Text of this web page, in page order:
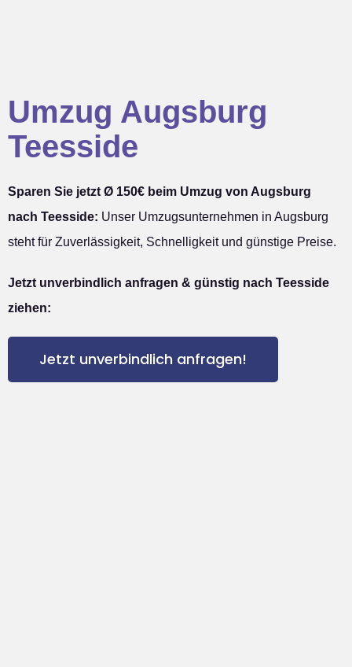
Umzug Augsburg
Teesside
Sparen Sie jetzt Ø 150€ beim Umzug von Augsburg
nach Teesside: Unser Umzugsunternehmen in Augsburg
steht für Zuverlässigkeit, Schnelligkeit und günstige Preise.
Jetzt unverbindlich anfragen & günstig nach Teesside
ziehen:
Jetzt unverbindlich anfragen!